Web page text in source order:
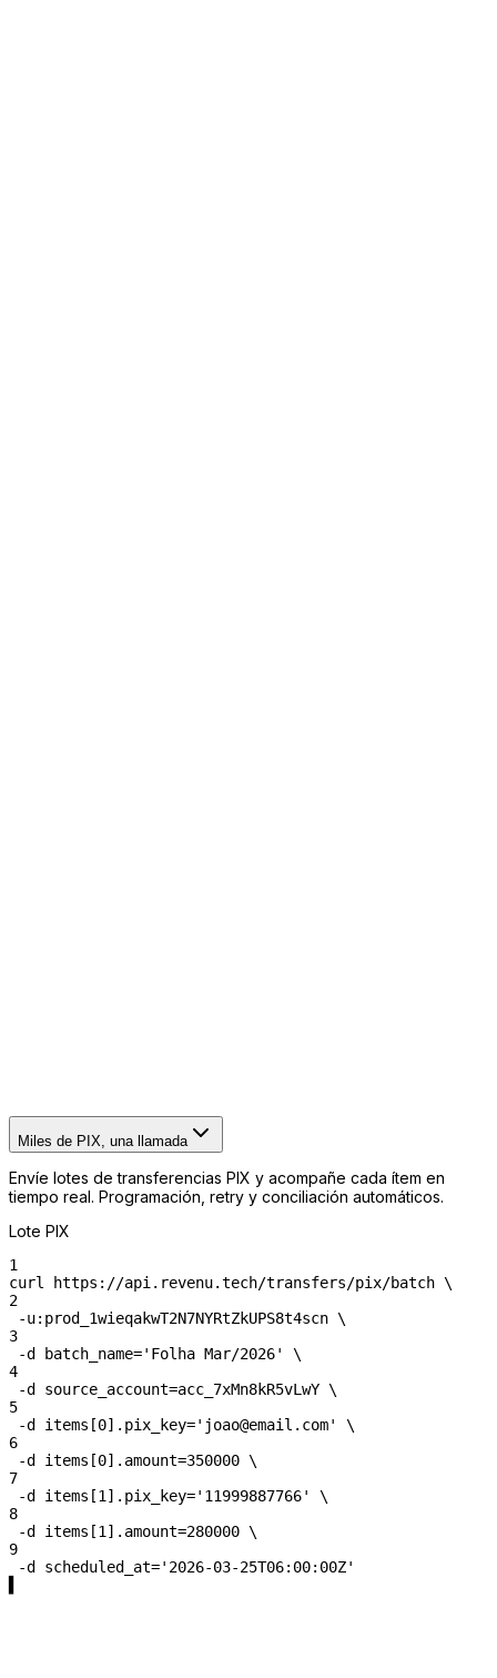
Miles de PIX, una llamada
Envíe lotes de transferencias PIX y acompañe cada ítem en
tiempo real. Programación, retry y conciliación automáticos.
Lote PIX
1
curl
https://api.revenu.tech/transfers/pix/batch \
2
-u:prod_1wieqakwT2N7NYRtZkUPS8t4scn \
3
-d
batch_name='Folha Mar/2026'
\
4
-d
source_account=acc_7xMn8kR5vLwY \
5
-d
items[0].pix_key='joao@email.com'
\
6
-d
items[0].amount=350000 \
7
-d
items[1].pix_key='11999887766'
\
8
-d
items[1].amount=280000 \
9
-d
scheduled_at='2026-03-25T06:00:00Z'